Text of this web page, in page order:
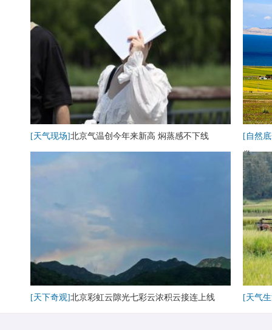
[天气现场]北京气温创今年来新高 焖蒸感不下线
[自然
卷
[天下奇观]北京彩虹云隙光七彩云浓积云接连上线 [天气